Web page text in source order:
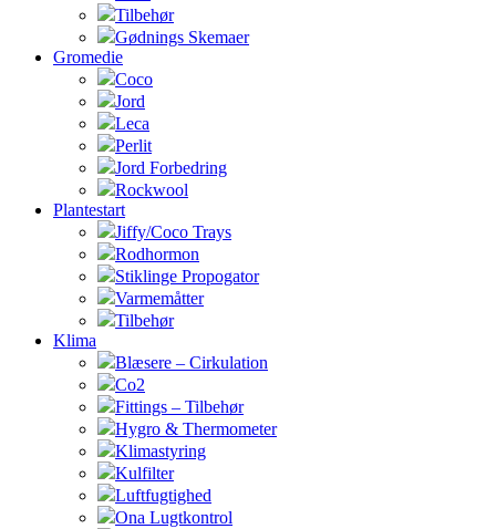
Tilbehør
Gødnings Skemaer
Gromedie
Coco
Jord
Leca
Perlit
Jord Forbedring
Rockwool
Plantestart
Jiffy/Coco Trays
Rodhormon
Stiklinge Propogator
Varmemåtter
Tilbehør
Klima
Blæsere – Cirkulation
Co2
Fittings – Tilbehør
Hygro & Thermometer
Klimastyring
Kulfilter
Luftfugtighed
Ona Lugtkontrol